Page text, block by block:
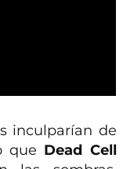
inculparían de
que Dead Cell